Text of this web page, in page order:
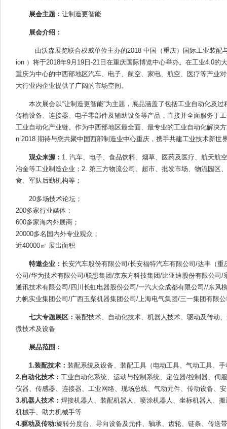
展会主题： 让制造更智能
展会介绍：
由沃森展览联合权威单位主办的2018 中国（重庆）国际工业装配
ion ）将于2018年9月19日-21日在重庆国际博览中心举办。在工业4.0的
重庆为中心的中西部地区汽车、电子、航空、家电、航空、医疗等产业
大行业内企业提供了广阔的市场空间。
本次展会以“让制造更智能”为主题，展品涵盖了包括工业自动化及
传输设备、连接器、电子零部件及辅助设备等产品，直接并全面服务于
工业自动化产业链。作为中西部地区最全面、最专业的工业自动化解决
n 2018 期待与您共聚中国西部制造业中心重庆，携手共建工业技术新世
观众来源： 1. 汽车、电子、食品饮料、烟草、医药及医疗、航天航
冶金等工业制造企业；2. 第三方物流公司、超市、批发市场、物流园区
食、军队后勤机构等；
20多场技术论坛；
200多家行业媒体；
600多家海内外展商；
20000多名国内外专业观众；
近40000㎡ 展出面积
特邀企业： 长安汽车股份有限公司/长安福特汽车有限公司/达丰（
公司/华为技术有限公司/联想集团/京东方科技集团/比亚迪股份有限公司
通讯技术有限公司/四川长虹电器股份公司/一汽大众成都有限公司//东风
力帆实业集团公司/广西玉柴机器集团公司/上海电气集团/三一集团有限
七大专题展区： 装配技术、自动化技术、机器人技术、驱动及传动
微技术及设备
展品范围：
1.装配技术： 装配系统及设备、装配工具（电动工具、气动工具、
2.自动化技术： 工业自动化系统、运动与控制系统、定位器/控制器、伺
仪器、传感器、连接器、工业网络、现场总线、气动元件、传动设备、
3.机器人技术： 焊接机器人、装配机器人、喷涂机器人、坐标机器人、
机械手、助力机械手等
4.驱动及传动:旋转分度台、导向设备及元件、轴承、齿轮、链条、传送